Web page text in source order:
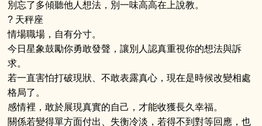
別忘了多傾聽他人想法，別一味高高在上說教。
? 天秤座
情場職場，自有分寸。
今日星象鼓勵你勇敢發聲，讓別人認真重視你的想法與訴
求。
若一直害怕打破現狀、不敢表露真心，現在是時候改變相處
格局了。
感情裡，敢於展現真實的自己，才能收獲長久幸福。
關係若變得單方面付出、失衡冷淡，若得不到對等回應，也